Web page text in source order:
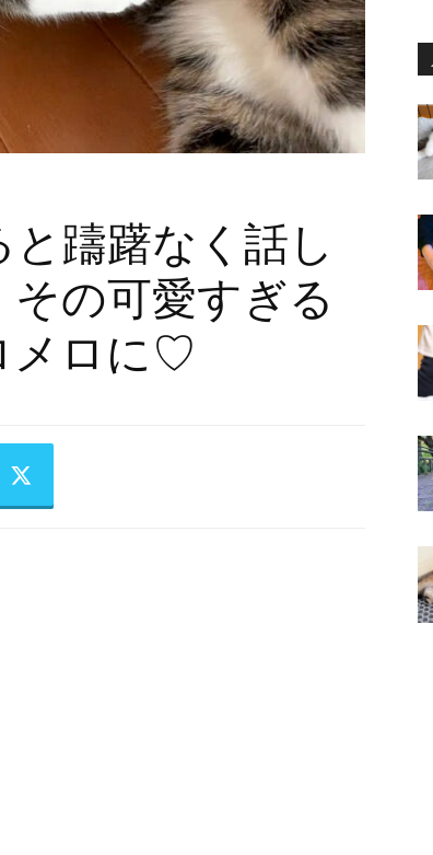
躊躇なく話し
の可愛すぎる
メロに♡